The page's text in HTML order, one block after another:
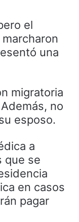
el
una
migratoria
no
esposo.
a
que se
en casos
pagar